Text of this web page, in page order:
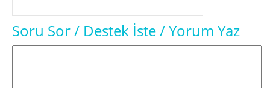
Soru Sor / Destek İste / Yorum Yaz